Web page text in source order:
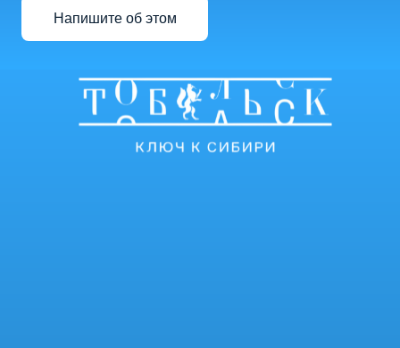
Напишите об этом